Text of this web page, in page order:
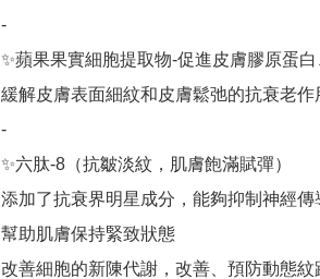
-
✨蘋果果實細胞提取物-促進皮膚膠原蛋
緩解皮膚表面細紋和皮膚鬆弛的抗衰老作
-
✨六肽-8（抗皺淡紋，肌膚飽滿賦彈）
添加了抗衰界明星成分，能夠抑制神經傳
幫助肌膚保持緊致狀態
改善細胞的新陳代謝，改善、預防動態